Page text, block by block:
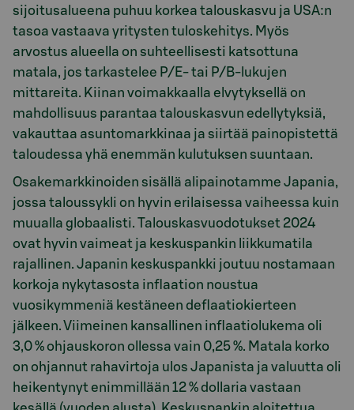
sijoitusalueena puhuu korkea talouskasvu ja USA:n
tasoa vastaava yritysten tuloskehitys. Myös
arvostus alueella on suhteellisesti katsottuna
matala, jos tarkastelee P/E- tai P/B-lukujen
mittareita. Kiinan voimakkaalla elvytyksellä on
mahdollisuus parantaa talouskasvun edellytyksiä,
vakauttaa asuntomarkkinaa ja siirtää painopistettä
taloudessa yhä enemmän kulutuksen suuntaan.
Osakemarkkinoiden sisällä alipainotamme Japania,
jossa taloussykli on hyvin erilaisessa vaiheessa kuin
muualla globaalisti. Talouskasvuodotukset 2024
ovat hyvin vaimeat ja keskuspankin liikkumatila
rajallinen. Japanin keskuspankki joutuu nostamaan
korkoja nykytasosta inflaation noustua
vuosikymmeniä kestäneen deflaatiokierteen
jälkeen. Viimeinen kansallinen inflaatiolukema oli
3,0 % ohjauskoron ollessa vain 0,25 %. Matala korko
on ohjannut rahavirtoja ulos Japanista ja valuutta oli
heikentynyt enimmillään 12 % dollaria vastaan